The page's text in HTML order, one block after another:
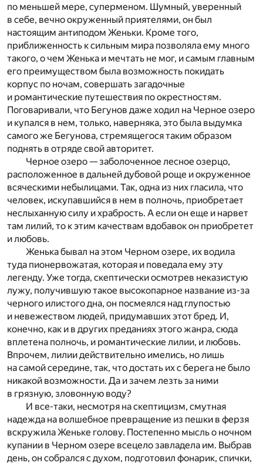
по меньшей мере, суперменом. Шумный, уверенный
в себе, вечно окруженный приятелями, он был
настоящим антиподом Женьки. Кроме того,
приближенность к сильным мира позволяла ему много
такого, о чем Женька и мечтать не мог, и самым главным
его преимуществом была возможность покидать
корпус по ночам, совершать загадочные
и романтические путешествия по окрестностям.
Поговаривали, что Бегунов даже ходил на Черное озеро
и купался в нем, только, наверняка, это была выдумка
самого же Бегунова, стремящегося таким образом
поднять в отряде свой авторитет.
Черное озеро — заболоченное лесное озерцо,
расположенное в дальней дубовой роще и окруженное
всяческими небылицами. Так, одна из них гласила, что
человек, искупавшийся в нем в полночь, приобретает
неслыханную силу и храбрость. А если он еще и нарвет
там лилий, то к этим качествам вдобавок он приобретет
и любовь.
Женька бывал на этом Черном озере, их водила
туда пионервожатая, которая и поведала ему эту
легенду. Уже тогда, скептически осмотрев неказистую
лужу, получившую такое высокопарное название из-за
черного илистого дна, он посмеялся над глупостью
и невежеством людей, придумавших этот бред. И,
конечно, как и в других преданиях этого жанра, сюда
вплетена полночь, и романтические лилии, и любовь.
Впрочем, лилии действительно имелись, но лишь
на самой середине, так, что достать их с берега не было
никакой возможности. Да и зачем лезть за ними
в грязную, зловонную воду?
И все-таки, несмотря на скептицизм, смутная
надежда на волшебное превращение из пешки в ферзя
вскружила Женьке голову. Постепенно мысль о ночном
купании в Черном озере всецело завладела им. Выбрав
день, он собрался с духом, подготовил фонарик, спички,